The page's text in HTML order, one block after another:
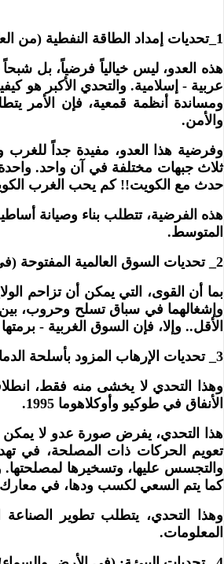
1_تحديات إمداد الطاقة النفطية (من العالم العربي والإسلامي
هذه العدو، ليس خيالياً فرضياً، بل
عربية - إسلامية. والتحدي الأكبر هو
ومساندة أنظمة قمعية، فإن الأمر
والأمن.
وفرضية هذا العدو، مفيدة جداً
حدث مع الكويت!! كم يحب الغرب
هذه الفرضية، تتطلب بناء وصيانة
المتوسط.
2_
تحديات السوق العالمية المفتوحة
بما أن القوى، التي يمكن أن تزاحم
وإشغالهما في سباق تسلح وحروب، بين
الأقل.. وإلا، فإن السوق الغربية -
3_
تحديات الإرهاب المزود بأسلحة
وهذا التحدي لا يخشى منه فقط،
الأنفاق في طوكيو وأوكلاهوما 1995
.
هذا التحدي، يفرض صورة عدو لا يمكن
تعويم الحركات ذات المصلحة، في
والتجسس عليها، وتسخيرها لمصلحتها.
كما يتم السعي لكسب ودها، في
وهذا التحدي، يتطلب تطوير الصناعة
المعلومات.